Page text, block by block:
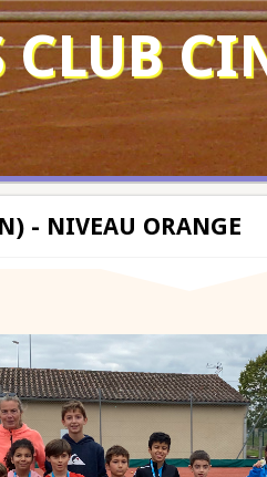
- NIVEAU ORANGE